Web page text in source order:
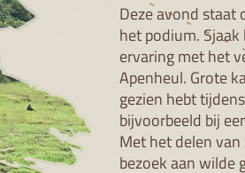
Deze avond staat
het podium.
ervaring met het
Apenheul. Grote
gezien hebt
bijvoorbeeld bij
Met het delen
bezoek aan wilde